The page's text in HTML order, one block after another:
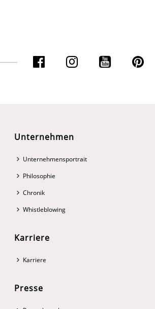
Unternehmen
Unternehmensportrait
Philosophie
Chronik
Whistleblowing
Karriere
Karriere
Presse